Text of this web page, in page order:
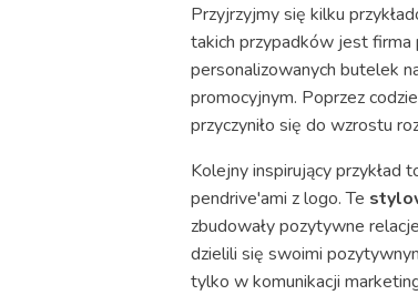
Przyjrzyjmy się kilku
takich przypadków jest firma
personalizowanych butelek
promocyjnym. Poprzez
przyczyniło się do wzrostu
Kolejny inspirujący przykład
pendrive'ami z logo. Te
zbudowały pozytywne
dzielili się swoimi
tylko w komunikacji